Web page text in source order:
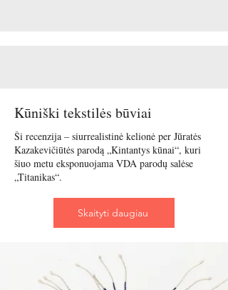
Kūniški tekstilės būviai
Ši recenzija – siurrealistinė kelionė per Jūratės
Kazakevičiūtės parodą „Kintantys kūnai“, kuri
šiuo metu eksponuojama VDA parodų salėse
„Titanikas“.
Skaityti daugiau